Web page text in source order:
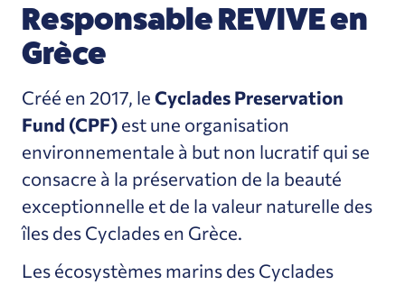
Responsable REVIVE en
Grèce
Créé en 2017, le Cyclades Preservation
Fund (CPF)est une organisation
environnementale à but non lucratif qui se
consacre à la préservation de la beauté
exceptionnelle et de la valeur naturelle des
îles des Cyclades en Grèce.
Les écosystèmes marins des Cyclades